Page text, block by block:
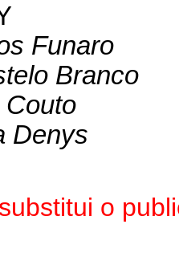
Funaro
Branco
Denys
o